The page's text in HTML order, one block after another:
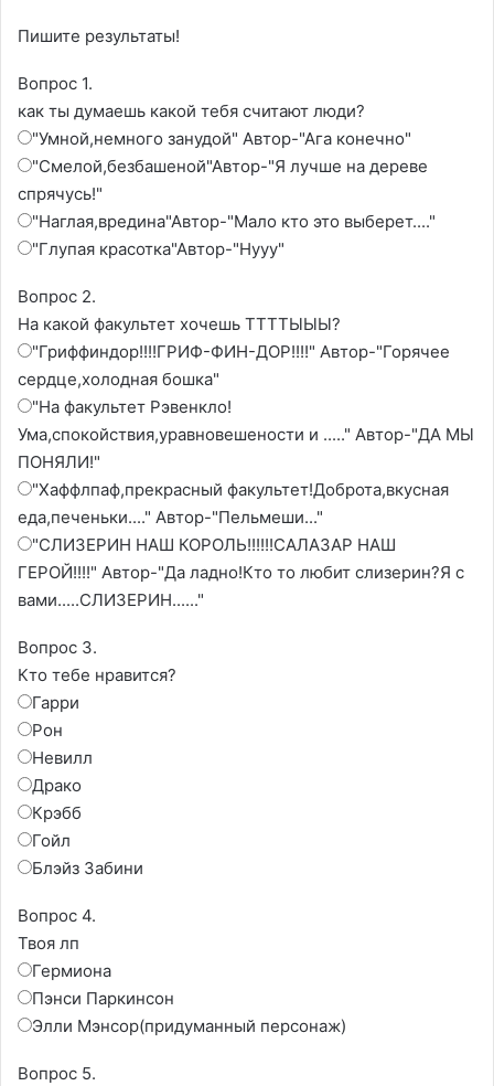
Пишите результаты!
Вопрос 1.
как ты думаешь какой тебя считают люди?
"Умной,немного занудой" Автор-"Ага конечно"
"Смелой,безбашеной"Автор-"Я лучше на дереве
спрячусь!"
"Наглая,вредина"Автор-"Мало кто это выберет...."
"Глупая красотка"Автор-"Нууу"
Вопрос 2.
На какой факультет хочешь ТТТТЫЫЫ?
"Гриффиндор!!!!ГРИФ-ФИН-ДОР!!!!" Автор-"Горячее
сердце,холодная бошка"
"На факультет Рэвенкло!
Ума,спокойствия,уравновешености и ....." Автор-"ДА МЫ
ПОНЯЛИ!"
"Хаффлпаф,прекрасный факультет!Доброта,вкусная
еда,печеньки...." Автор-"Пельмеши..."
"СЛИЗЕРИН НАШ КОРОЛЬ!!!!!!САЛАЗАР НАШ
ГЕРОЙ!!!!" Автор-"Да ладно!Кто то любит слизерин?Я с
вами.....СЛИЗЕРИН......"
Вопрос 3.
Кто тебе нравится?
Гарри
Рон
Невилл
Драко
Крэбб
Гойл
Блэйз Забини
Вопрос 4.
Твоя лп
Гермиона
Пэнси Паркинсон
Элли Мэнсор(придуманный персонаж)
Вопрос 5.